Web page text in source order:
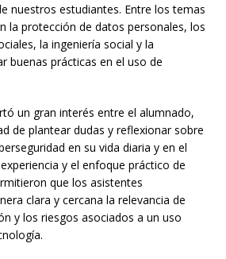
nuestros estudiantes. Entre los temas
la protección de datos personales, los
la ingeniería social y la
buenas prácticas en el uso de
un gran interés entre el alumnado,
de plantear dudas y reflexionar sobre
en su vida diaria y en el
y el enfoque práctico de
que los asistentes
clara y cercana la relevancia de
y los riesgos asociados a un uso